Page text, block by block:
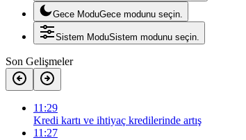
Gece ModuGece modunu seçin.
Sistem ModuSistem modunu seçin.
Son Gelişmeler
11:29
Kredi kartı ve ihtiyaç kredilerinde artış
11:27